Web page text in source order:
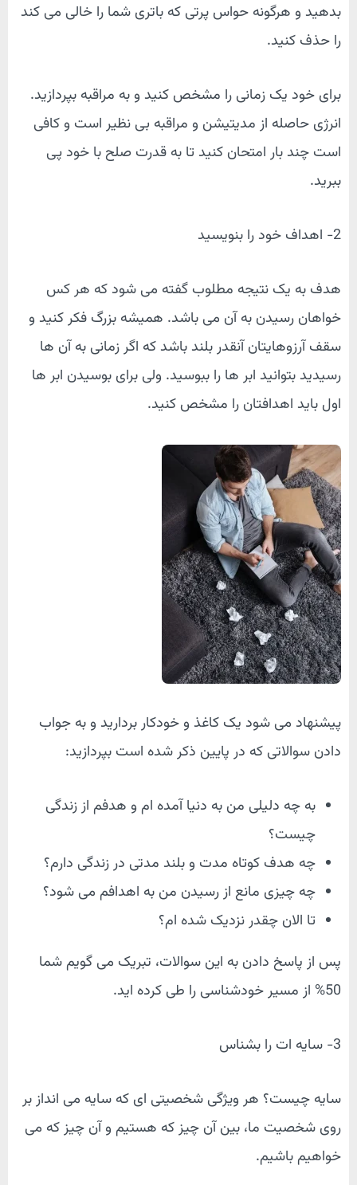
بدهید و هرگونه حواس پرتی که باتری شما را خالی می کند
را حذف کنید.
برای خود یک زمانی را مشخص کنید و به مراقبه بپردازید.
انرژی حاصله از مدیتیشن و مراقبه بی نظیر است و کافی
است چند بار امتحان کنید تا به قدرت صلح با خود پی
ببرید.
2- اهداف خود را بنویسید
هدف به یک نتیجه مطلوب گفته می شود که هر کس
خواهان رسیدن به آن می باشد. همیشه بزرگ فکر کنید و
سقف آرزوهایتان آنقدر بلند باشد که اگر زمانی به آن ها
رسیدید بتوانید ابر ها را ببوسید. ولی برای بوسیدن ابر ها
اول باید اهدافتان را مشخص کنید.
پیشنهاد می شود یک کاغذ و خودکار بردارید و به جواب
دادن سوالاتی که در پایین ذکر شده است بپردازید:
به چه دلیلی من به دنیا آمده ام و هدفم از زندگی
چیست؟
چه هدف کوتاه مدت و بلند مدتی در زندگی دارم؟
چه چیزی مانع از رسیدن من به اهدافم می شود؟
تا الان چقدر نزدیک شده ام؟
پس از پاسخ دادن به این سوالات، تبریک می گویم شما
50% از مسیر خودشناسی را طی کرده اید.
3- سایه ات را بشناس
سایه چیست؟ هر ویژگی شخصیتی ای که سایه می انداز بر
روی شخصیت ما، بین آن چیز که هستیم و آن چیز که می
خواهیم باشیم.